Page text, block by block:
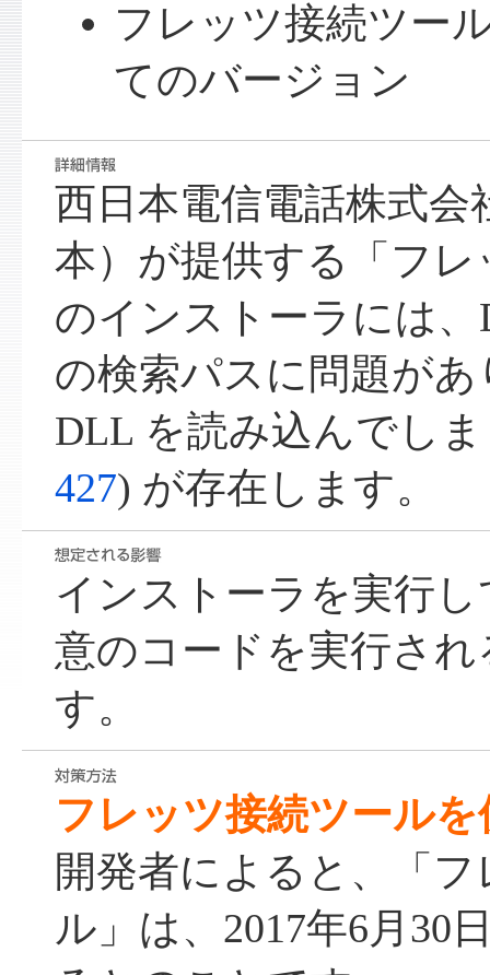
フレッツ接続ツー
てのバージョン
西日本電信電話株式会
本）が提供する「フ
のインストーラには
の検索パスに問題が
DLL を読み込んでし
427) が存在します。
インストーラを実行
意のコードを実行さ
す。
フレッツ接続ツール
開発者によると、「
ル」は、2017年6月30